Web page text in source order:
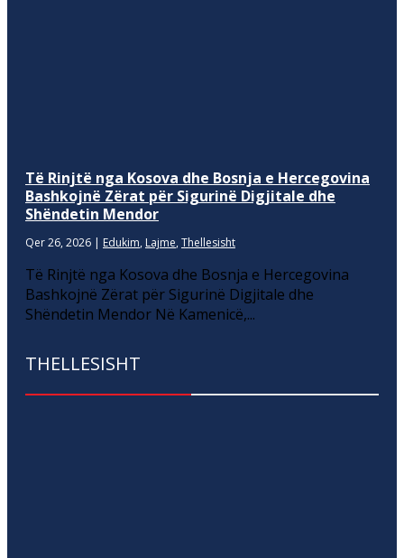
Të Rinjtë nga Kosova dhe Bosnja e Hercegovina
Bashkojnë Zërat për Sigurinë Digjitale dhe
Shëndetin Mendor
Qer 26, 2026 | Edukim, Lajme, Thellesisht
Të Rinjtë nga Kosova dhe Bosnja e Hercegovina
Bashkojnë Zërat për Sigurinë Digjitale dhe
Shëndetin Mendor Në Kamenicë,...
THELLESISHT